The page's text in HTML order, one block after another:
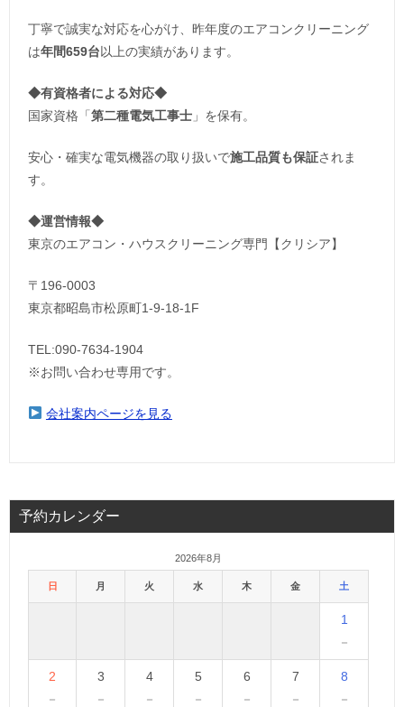
丁寧で誠実な対応を心がけ、昨年度のエアコンクリーニング
は年間659台以上の実績があります。
◆有資格者による対応◆
国家資格「 第二種電気工事士 」を保有。
安心・確実な電気機器の取り扱いで施工品質も保証されま
す。
◆運営情報◆
東京のエアコン・ハウスクリーニング専門【クリシア】
〒196-0003
東京都昭島市松原町1-9‐18‐1F
TEL:090-7634-1904
※お問い合わせ専用です。
会社案内ページを見る
予約カレンダー
2026年8月
日 月 火 水 木 金 土
1
－
2
－
3
－
4
－
5
－
6
－
7
－
8
－